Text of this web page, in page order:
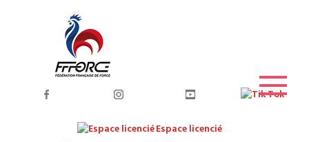
Espace licencié